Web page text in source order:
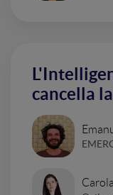
cancella